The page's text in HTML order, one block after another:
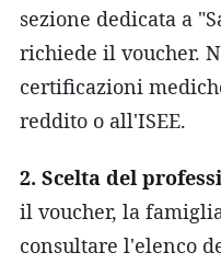
sezione dedicata a
richiede il voucher.
certificazioni
reddito o all'ISEE.
2. Scelta del
il voucher, la
consultare l'elenco